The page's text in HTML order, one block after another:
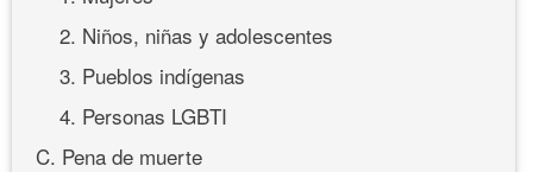
2. Niños, niñas y adolescentes
3. Pueblos indígenas
4. Personas LGBTI
C. Pena de muerte